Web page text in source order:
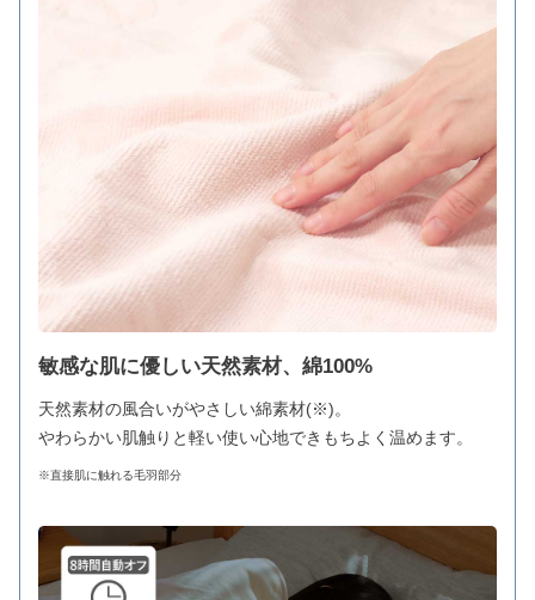
敏感な肌に優しい天然素材、綿100%
天然素材の風合いがやさしい綿素材(※)。
やわらかい肌触りと軽い使い心地できもちよく温めます。
※直接肌に触れる毛羽部分